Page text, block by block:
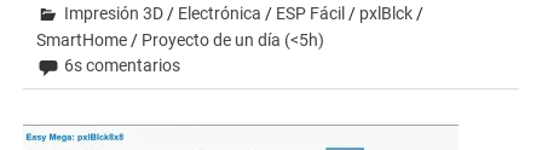
Impresión 3D/ Electrónica / ESP Fácil / pxlBlck/
SmartHome/ Proyecto de un día (<5h)
6s comentarios